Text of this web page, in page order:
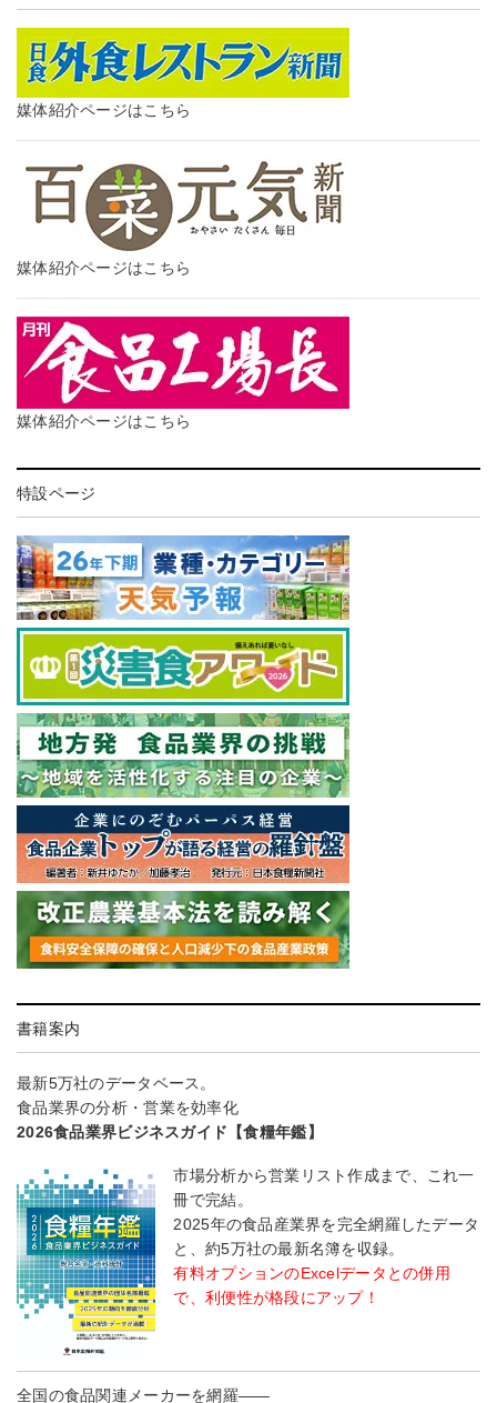
媒体紹介ページはこちら
媒体紹介ページはこちら
媒体紹介ページはこちら
特設ページ
書籍案内
最新5万社のデータベース。
食品業界の分析・営業を効率化
2026食品業界ビジネスガイド【食糧年鑑】
市場分析から営業リスト作成まで、これ一
冊で完結。
2025年の食品産業界を完全網羅したデータ
と、約5万社の最新名簿を収録。
有料オプションのExcelデータとの併用
で、利便性が格段にアップ！
全国の食品関連メーカーを網羅――